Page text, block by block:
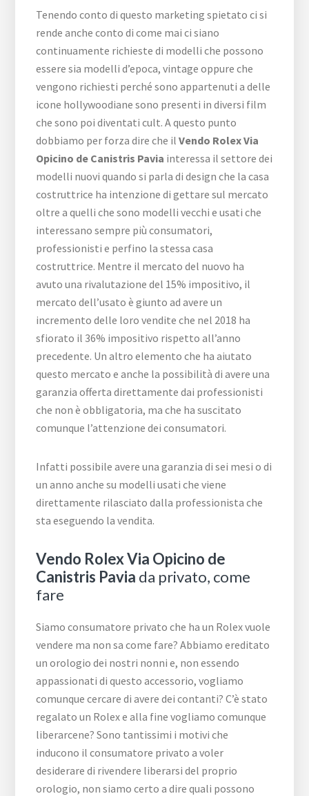
Tenendo conto di questo marketing spietato ci si
rende anche conto di come mai ci siano
continuamente richieste di modelli che possono
essere sia modelli d’epoca, vintage oppure che
vengono richiesti perché sono appartenuti a delle
icone hollywoodiane sono presenti in diversi film
che sono poi diventati cult. A questo punto
dobbiamo per forza dire che ilVendo Rolex Via
Opicino de Canistris Pavia interessa il settore dei
modelli nuovi quando si parla di design che la casa
costruttrice ha intenzione di gettare sul mercato
oltre a quelli che sono modelli vecchi e usati che
interessano sempre più consumatori,
professionisti e perfino la stessa casa
costruttrice. Mentre il mercato del nuovo ha
avuto una rivalutazione del 15% impositivo, il
mercato dell’usato è giunto ad avere un
incremento delle loro vendite che nel 2018 ha
sfiorato il 36% impositivo rispetto all’anno
precedente. Un altro elemento che ha aiutato
questo mercato e anche la possibilità di avere una
garanzia offerta direttamente dai professionisti
che non è obbligatoria, ma che ha suscitato
comunque l’attenzione dei consumatori.
Infatti possibile avere una garanzia di sei mesi o di
un anno anche su modelli usati che viene
direttamente rilasciato dalla professionista che
sta eseguendo la vendita.
Vendo Rolex Via Opicino de
Canistris Pavia da privato, come
fare
Siamo consumatore privato che ha un Rolex vuole
vendere ma non sa come fare? Abbiamo ereditato
un orologio dei nostri nonni e, non essendo
appassionati di questo accessorio, vogliamo
comunque cercare di avere dei contanti? C’è stato
regalato un Rolex e alla fine vogliamo comunque
liberarcene? Sono tantissimi i motivi che
inducono il consumatore privato a voler
desiderare di rivendere liberarsi del proprio
orologio, non siamo certo a dire quali possono